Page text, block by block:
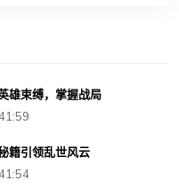
雄束缚，掌握战局
籍引领乱世风云